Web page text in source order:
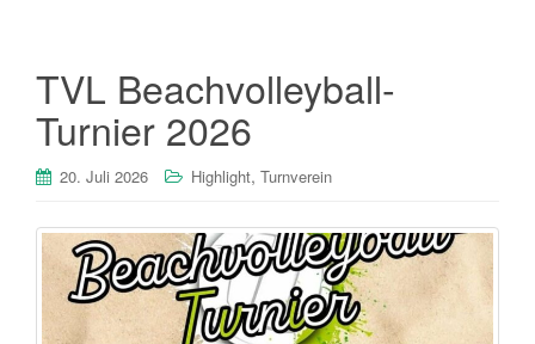
TVL Beachvolleyball-
Turnier 2026
20. Juli 2026 Highlight, Turnverein